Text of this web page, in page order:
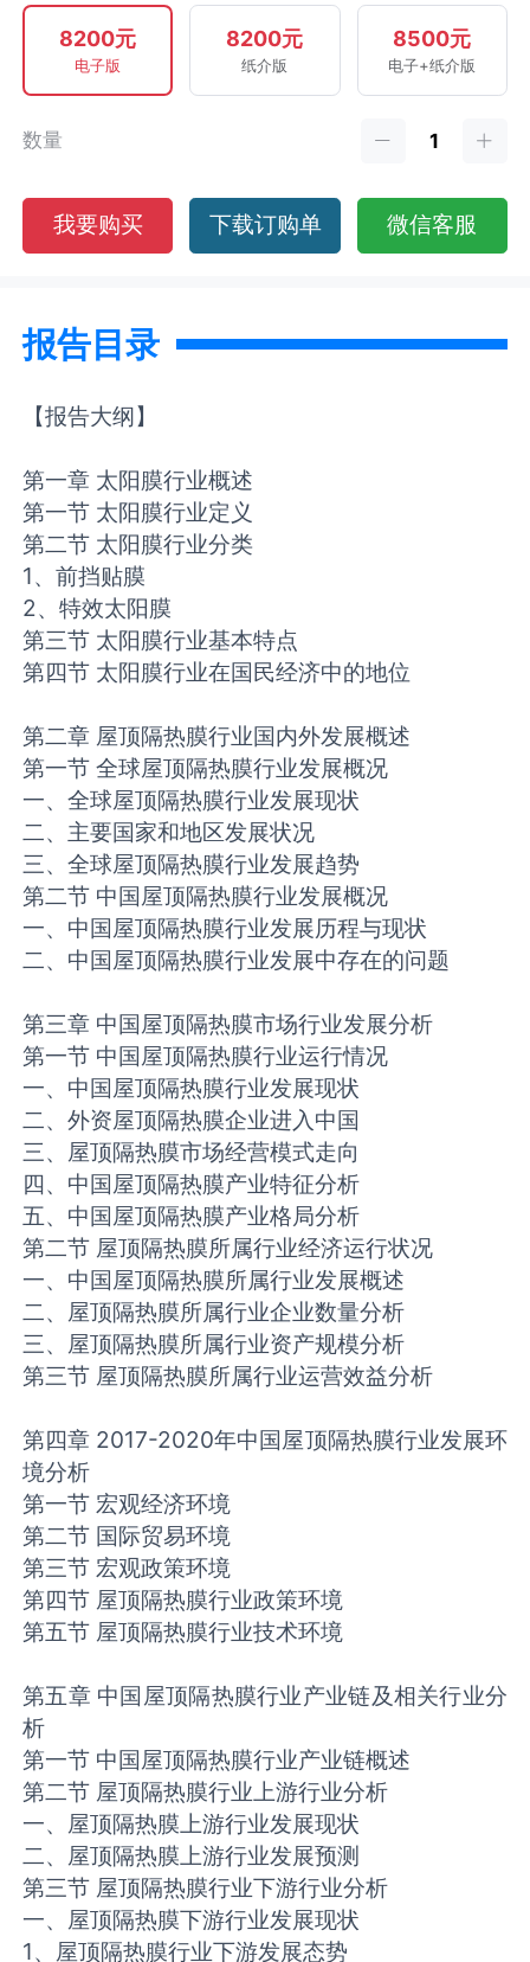
8200元
电子版
8200元
纸介版
8500元
电子+纸介版
数量
我要购买 下载订购单 微信客服
报告目录
【报告大纲】
第一章 太阳膜行业概述
第一节 太阳膜行业定义
第二节 太阳膜行业分类
1、前挡贴膜
2、特效太阳膜
第三节 太阳膜行业基本特点
第四节 太阳膜行业在国民经济中的地位
第二章 屋顶隔热膜行业国内外发展概述
第一节 全球屋顶隔热膜行业发展概况
一、全球屋顶隔热膜行业发展现状
二、主要国家和地区发展状况
三、全球屋顶隔热膜行业发展趋势
第二节 中国屋顶隔热膜行业发展概况
一、中国屋顶隔热膜行业发展历程与现状
二、中国屋顶隔热膜行业发展中存在的问题
第三章 中国屋顶隔热膜市场行业发展分析
第一节 中国屋顶隔热膜行业运行情况
一、中国屋顶隔热膜行业发展现状
二、外资屋顶隔热膜企业进入中国
三、屋顶隔热膜市场经营模式走向
四、中国屋顶隔热膜产业特征分析
五、中国屋顶隔热膜产业格局分析
第二节 屋顶隔热膜所属行业经济运行状况
一、中国屋顶隔热膜所属行业发展概述
二、屋顶隔热膜所属行业企业数量分析
三、屋顶隔热膜所属行业资产规模分析
第三节 屋顶隔热膜所属行业运营效益分析
第四章 2017-2020年中国屋顶隔热膜行业发展环
境分析
第一节 宏观经济环境
第二节 国际贸易环境
第三节 宏观政策环境
第四节 屋顶隔热膜行业政策环境
第五节 屋顶隔热膜行业技术环境
第五章 中国屋顶隔热膜行业产业链及相关行业分
析
第一节 中国屋顶隔热膜行业产业链概述
第二节 屋顶隔热膜行业上游行业分析
一、屋顶隔热膜上游行业发展现状
二、屋顶隔热膜上游行业发展预测
第三节 屋顶隔热膜行业下游行业分析
一、屋顶隔热膜下游行业发展现状
1、屋顶隔热膜行业下游发展态势